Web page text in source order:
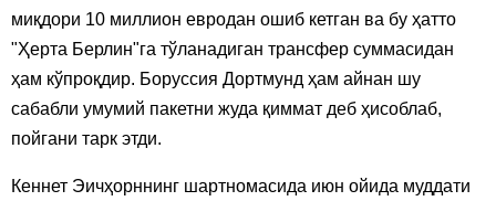
миқдори 10 миллион евродан ошиб кетган ва бу ҳатто
"Ҳерта Берлин"га тўланадиган трансфер суммасидан
ҳам кўпроқдир. Боруссия Дортмунд ҳам айнан шу
сабабли умумий пакетни жуда қиммат деб ҳисоблаб,
пойгани тарк этди.
Кеннет Эичҳорннинг шартномасида июн ойида муддати